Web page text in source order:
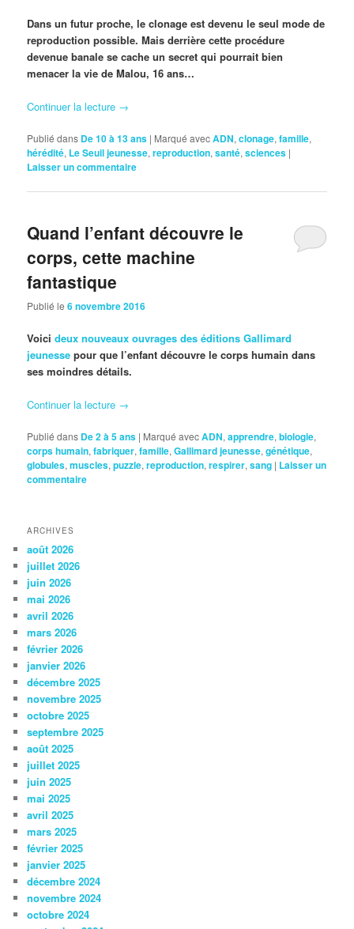
Dans un futur proche, le clonage est devenu le seul mode de
reproduction possible. Mais derrière cette procédure
devenue banale se cache un secret qui pourrait bien
menacer la vie de Malou, 16 ans…
Continuer la lecture →
Publié dans De 10 à 13 ans | Marqué avecADN,clonage,famille,
hérédité, Le Seuil jeunesse,reproduction,santé,sciences |
Laisser un commentaire
Quand l’enfant découvre le
corps, cette machine
fantastique
Publié le6 novembre 2016
Voicideux nouveaux ouvrages des éditions Gallimard
jeunesse pour que l’enfant découvre le corps humain dans
ses moindres détails.
Continuer la lecture →
Publié dans De 2 à 5 ans | Marqué avecADN,apprendre,biologie,
corps humain,fabriquer,famille,Gallimard jeunesse,génétique,
globules,muscles,puzzle,reproduction,respirer,sang | Laisser un
commentaire
ARCHIVES
août 2026
juillet 2026
juin 2026
mai 2026
avril 2026
mars 2026
février 2026
janvier 2026
décembre 2025
novembre 2025
octobre 2025
septembre 2025
août 2025
juillet 2025
juin 2025
mai 2025
avril 2025
mars 2025
février 2025
janvier 2025
décembre 2024
novembre 2024
octobre 2024